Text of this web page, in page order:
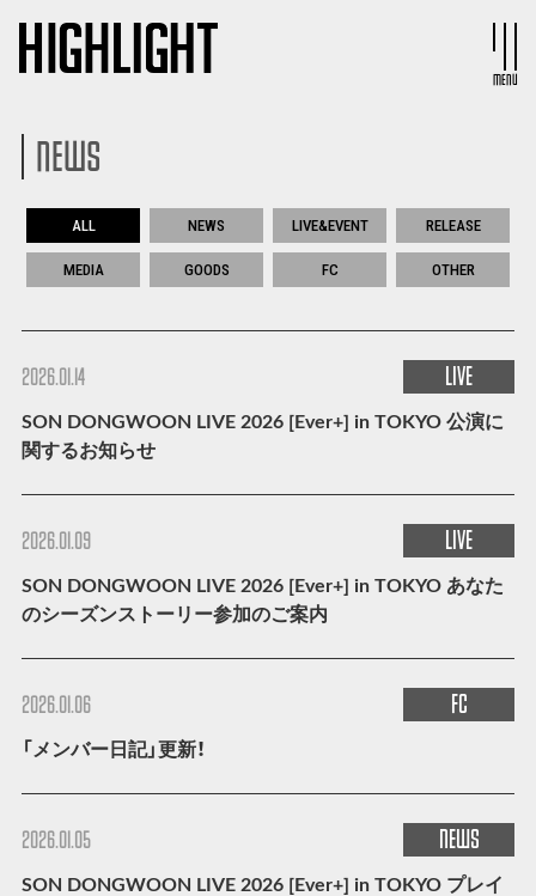
MENU
NEWS
ALL NEWS LIVE&EVENT RELEASE
MEDIA GOODS FC OTHER
2026.01.14 LIVE
SON DONGWOON LIVE 2026 [Ever+] in TOKYO 公演に
関するお知らせ
2026.01.09 LIVE
SON DONGWOON LIVE 2026 [Ever+] in TOKYO あなた
のシーズンストーリー参加のご案内
2026.01.06 FC
「メンバー日記」更新！
2026.01.05 NEWS
SON DONGWOON LIVE 2026 [Ever+] in TOKYO プレイ